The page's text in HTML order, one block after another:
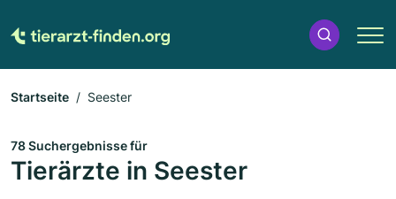
Startseite Seester
78 Suchergebnisse für
Tierärzte in Seester